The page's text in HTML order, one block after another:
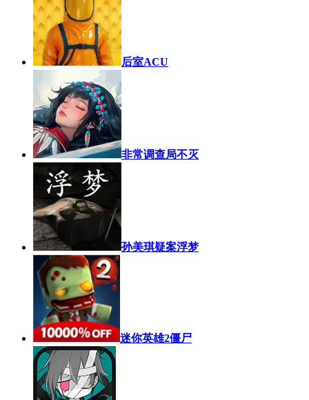
后室ACU
非常调查局不灭
孙美琪疑案浮梦
迷你英雄2僵尸